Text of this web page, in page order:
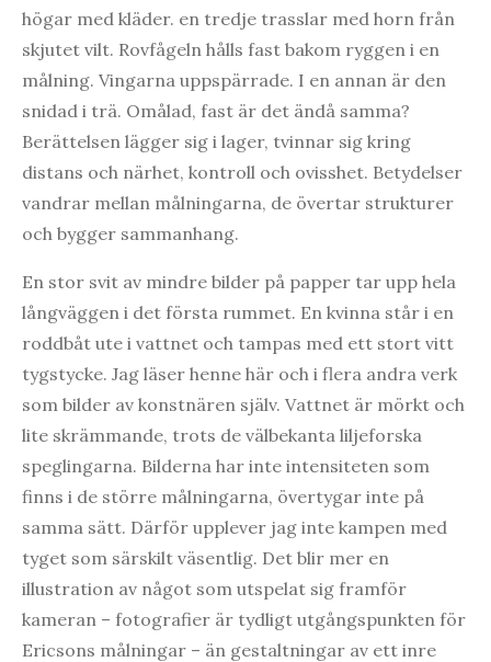
högar med kläder. en tredje trasslar med horn från
skjutet vilt. Rovfågeln hålls fast bakom ryggen i en
målning. Vingarna uppspärrade. I en annan är den
snidad i trä. Omålad, fast är det ändå samma?
Berättelsen lägger sig i lager, tvinnar sig kring
distans och närhet, kontroll och ovisshet. Betydelser
vandrar mellan målningarna, de övertar strukturer
och bygger sammanhang.
En stor svit av mindre bilder på papper tar upp hela
långväggen i det första rummet. En kvinna står i en
roddbåt ute i vattnet och tampas med ett stort vitt
tygstycke. Jag läser henne här och i flera andra verk
som bilder av konstnären själv. Vattnet är mörkt och
lite skrämmande, trots de välbekanta liljeforska
speglingarna. Bilderna har inte intensiteten som
finns i de större målningarna, övertygar inte på
samma sätt. Därför upplever jag inte kampen med
tyget som särskilt väsentlig. Det blir mer en
illustration av något som utspelat sig framför
kameran – fotografier är tydligt utgångspunkten för
Ericsons målningar – än gestaltningar av ett inre